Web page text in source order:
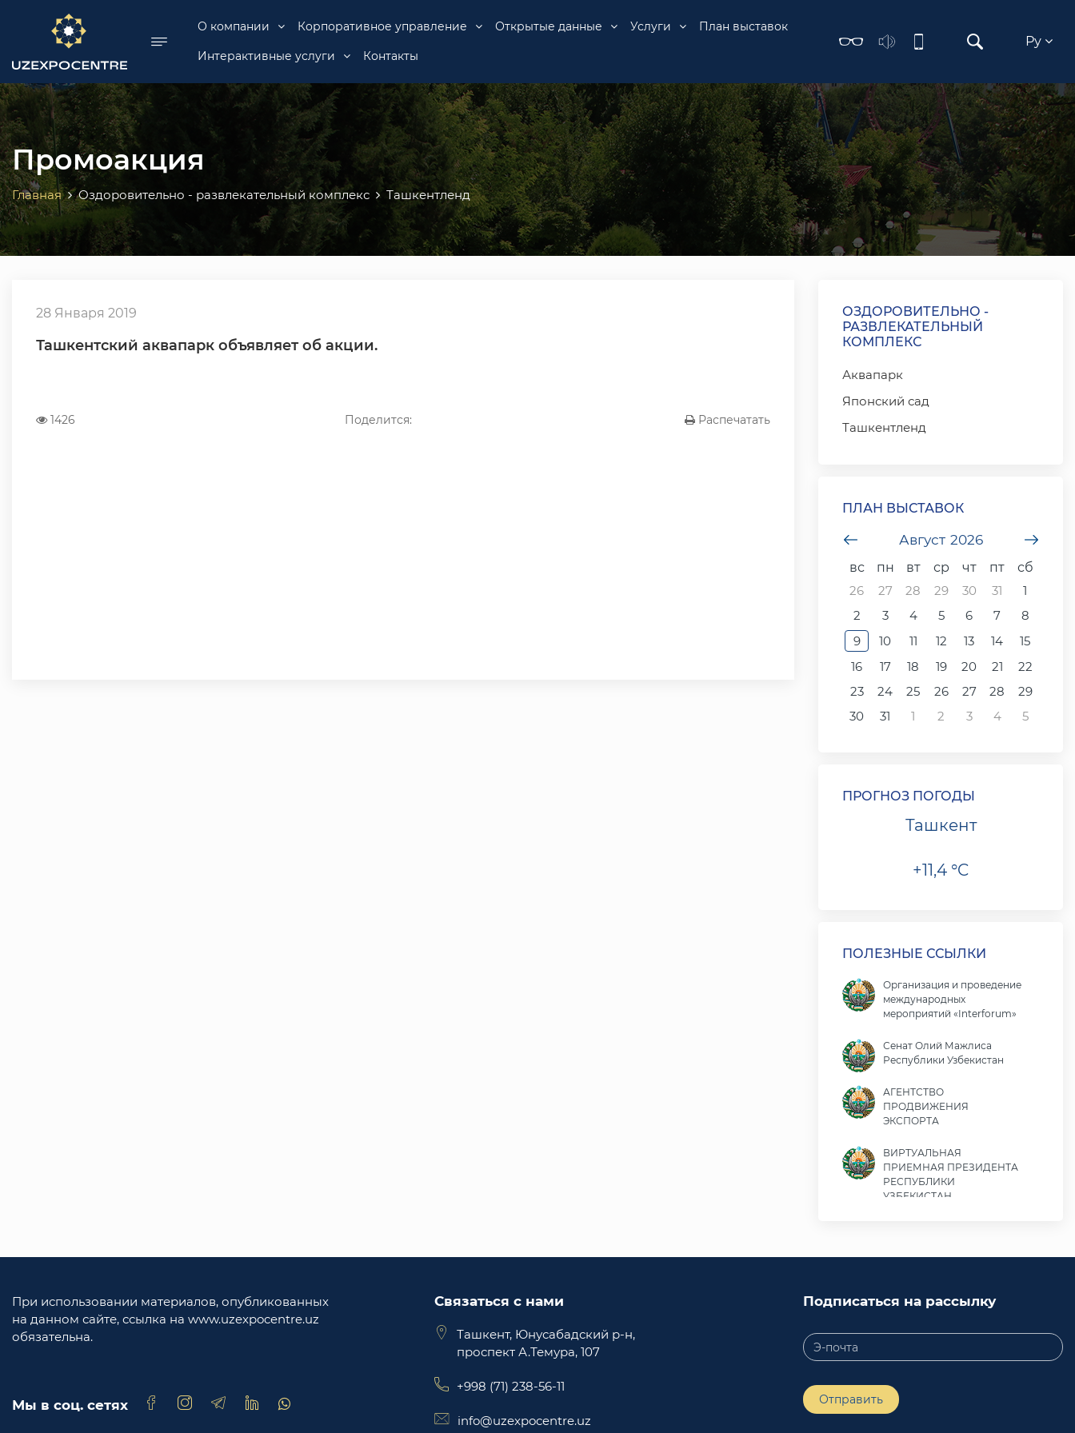
menu О компании Корпоративное управление Открытые данные Услуги План выставок
Интерактивные услуги Контакты
Ру
Промоакция
Главная Оздоровительно - развлекательный комплекс Ташкентленд
28 Января 2019
Ташкентский аквапарк объявляет об акции.
1426 Поделится: Распечатать
ОЗДОРОВИТЕЛЬНО -
РАЗВЛЕКАТЕЛЬНЫЙ
КОМПЛЕКС
Аквапарк
Японский сад
Ташкентленд
ПЛАН ВЫСТАВОК
Август 2026
undefined
вс
пн вт ср чт пт
сб
26
27 28 29 30 31
1
2
3 4 5 6 7
8
9
10 11 12 13 14
15
16
17 18 19 20 21
22
23
24 25 26 27 28
29
30
31 1 2 3 4 5
ПРОГНОЗ ПОГОДЫ
Ташкент
+11,4 °C
ПОЛЕЗНЫЕ ССЫЛКИ
Организация и проведение
международных
мероприятий «Interforum»
Сенат Олий Мажлиса
Республики Узбекистан
АГЕНТСТВО
ПРОДВИЖЕНИЯ
ЭКСПОРТА
ВИРТУАЛЬНАЯ
ПРИЕМНАЯ ПРЕЗИДЕНТА
РЕСПУБЛИКИ
УЗБЕКИСТАН
Узбекистан
иностранных дел
Олий Мажлиса
Министерство юстиции
При использовании материалов, опубликованных
на данном сайте, ссылка на www.uzexpocentre.uz
обязательна.
Мы в соц. сетях
Связаться с нами
Ташкент, Юнусабадский р-н,
проспект А.Темура, 107
+998 (71) 238-56-11
info@uzexpocentre.uz
Подписаться на рассылку
Отправить